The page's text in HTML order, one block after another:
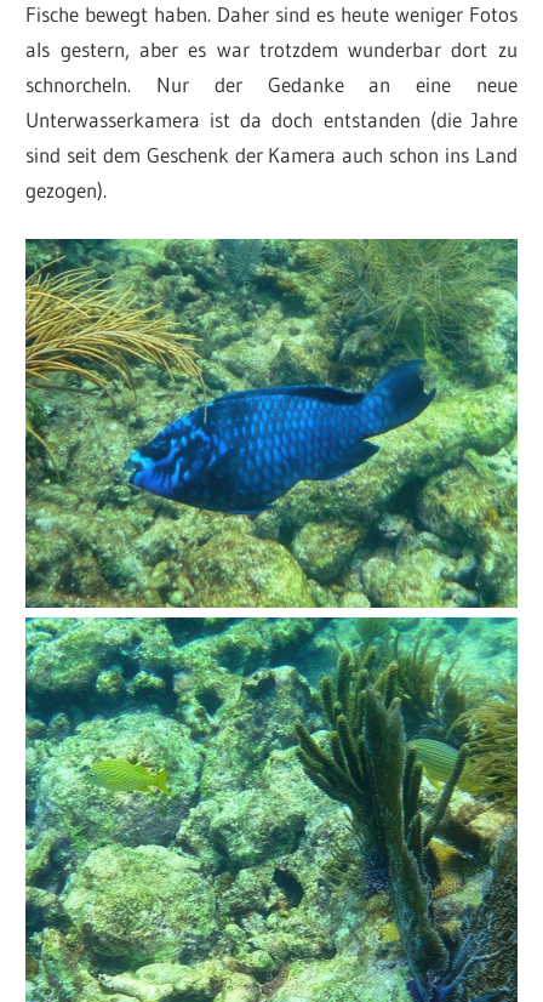
Fische bewegt haben. Daher sind es heute weniger Fotos
als gestern, aber es war trotzdem wunderbar dort zu
schnorcheln. Nur der Gedanke an eine neue
Unterwasserkamera ist da doch entstanden (die Jahre
sind seit dem Geschenk der Kamera auch schon ins Land
gezogen).